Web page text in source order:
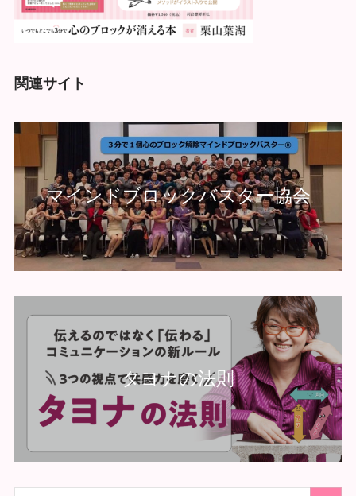
関連サイト
マインドブロックバスター協会
タヨナの法則